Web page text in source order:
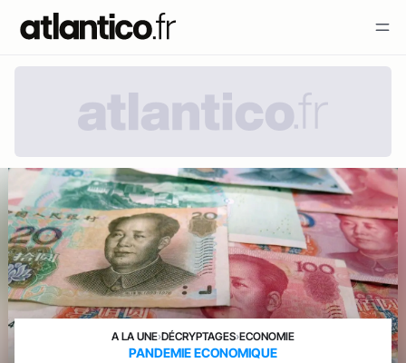
A LA UNE›DÉCRYPTAGES›ECONOMIE
PANDEMIE ECONOMIQUE